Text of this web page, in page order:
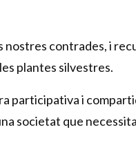
nostres contrades, i
plantes silvestres.
participativa i
societat que